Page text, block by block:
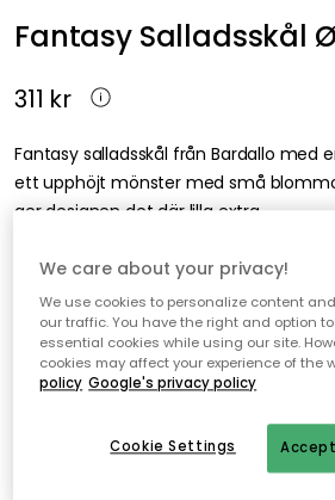
Fantasy Salladsskål
311 kr
Fantasy salladsskål från Bardallo med
ett upphöjt mönster med små
ger designen det där lilla extra.
Lägg i
I webblager – endast 3 st kvar
Fri frakt över 499 kr*
Snabba och flexibla leveranser
We care about your privacy!
We use cookies to personalize content
our traffic. You have the right and option
essential cookies while using our site.
cookies may affect your experience of the
policy Google's privacy policy
Cookie Settings